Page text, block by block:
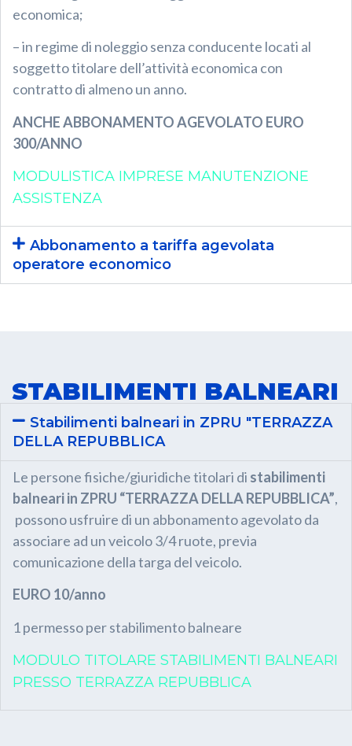
economica;
– in regime di noleggio senza conducente locati al
soggetto titolare dell’attività economica con
contratto di almeno un anno.
ANCHE ABBONAMENTO AGEVOLATO EURO
300/ANNO
MODULISTICA IMPRESE MANUTENZIONE
ASSISTENZA
Abbonamento a tariffa agevolata
operatore economico
STABILIMENTI BALNEARI
Stabilimenti balneari in ZPRU "TERRAZZA
DELLA REPUBBLICA
Le persone fisiche/giuridiche titolari di stabilimenti
balneari in ZPRU “TERRAZZA DELLA REPUBBLICA”,
possono usfruire di un abbonamento agevolato da
associare ad un veicolo 3/4 ruote, previa
comunicazione della targa del veicolo.
EURO 10/anno
1 permesso per stabilimento balneare
MODULO TITOLARE STABILIMENTI BALNEARI
PRESSO TERRAZZA REPUBBLICA